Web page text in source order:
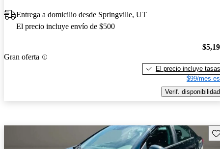
Entrega a domicilio desde Springville, UT
El precio incluye envío de $500
Gran oferta
El precio incluye tasas
$99/mes
Verif. disponibilidad